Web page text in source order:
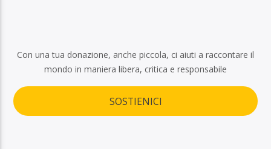
Con una tua donazione, anche piccola, ci aiuti a raccontare il
mondo in maniera libera, critica e responsabile
SOSTIENICI